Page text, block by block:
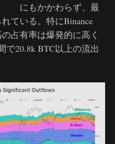
にもかかわらず、最
ている。特にBinance
占有率は爆発的に高く
で20.8k BTC以上の流出